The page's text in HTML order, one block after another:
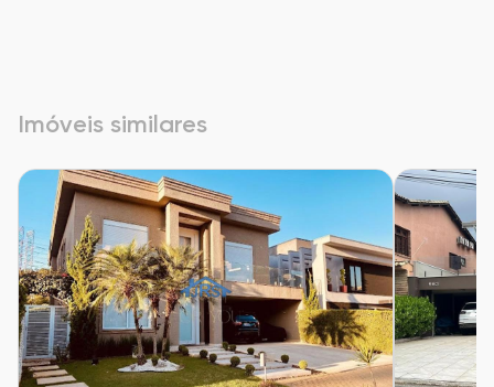
Imóveis similares